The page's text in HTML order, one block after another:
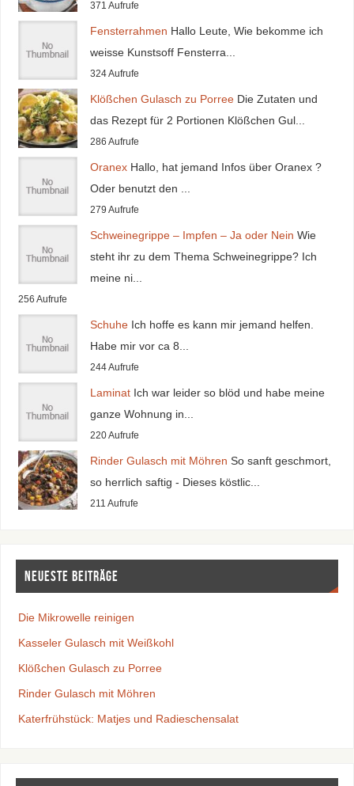
371 Aufrufe
Fensterrahmen Hallo Leute, Wie bekomme ich
weisse Kunstsoff Fensterra...
324 Aufrufe
Klößchen Gulasch zu Porree Die Zutaten und
das Rezept für 2 Portionen Klößchen Gul...
286 Aufrufe
Oranex Hallo, hat jemand Infos über Oranex ?
Oder benutzt den ...
279 Aufrufe
Schweinegrippe – Impfen – Ja oder Nein Wie
steht ihr zu dem Thema Schweinegrippe? Ich
meine ni...
256 Aufrufe
Schuhe Ich hoffe es kann mir jemand helfen.
Habe mir vor ca 8...
244 Aufrufe
Laminat Ich war leider so blöd und habe meine
ganze Wohnung in...
220 Aufrufe
Rinder Gulasch mit Möhren So sanft geschmort,
so herrlich saftig - Dieses köstlic...
211 Aufrufe
Neueste Beiträge
Die Mikrowelle reinigen
Kasseler Gulasch mit Weißkohl
Klößchen Gulasch zu Porree
Rinder Gulasch mit Möhren
Katerfrühstück: Matjes und Radieschensalat